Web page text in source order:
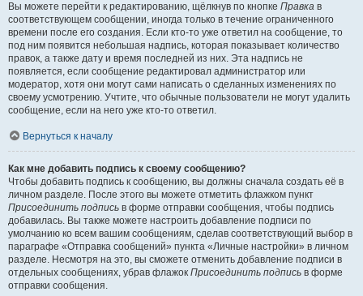
Вы можете перейти к редактированию, щёлкнув по кнопке Правка в
соответствующем сообщении, иногда только в течение ограниченного
времени после его создания. Если кто-то уже ответил на сообщение, то
под ним появится небольшая надпись, которая показывает количество
правок, а также дату и время последней из них. Эта надпись не
появляется, если сообщение редактировал администратор или
модератор, хотя они могут сами написать о сделанных изменениях по
своему усмотрению. Учтите, что обычные пользователи не могут удалить
сообщение, если на него уже кто-то ответил.
Вернуться к началу
Как мне добавить подпись к своему сообщению?
Чтобы добавить подпись к сообщению, вы должны сначала создать её в
личном разделе. После этого вы можете отметить флажком пункт
Присоединить подпись в форме отправки сообщения, чтобы подпись
добавилась. Вы также можете настроить добавление подписи по
умолчанию ко всем вашим сообщениям, сделав соответствующий выбор в
параграфе «Отправка сообщений» пункта «Личные настройки» в личном
разделе. Несмотря на это, вы сможете отменить добавление подписи в
отдельных сообщениях, убрав флажок Присоединить подпись в форме
отправки сообщения.